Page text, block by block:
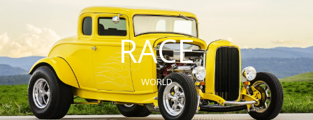
RACE
WORLD